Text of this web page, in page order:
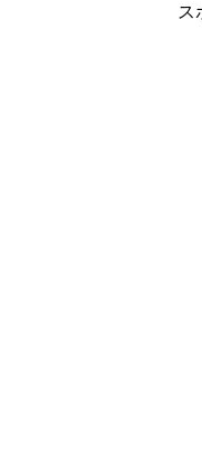
ス